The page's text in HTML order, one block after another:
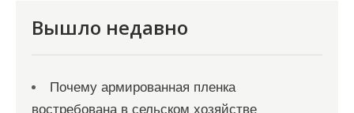
Вышло недавно
Почему армированная пленка
востребована в сельском хозяйстве